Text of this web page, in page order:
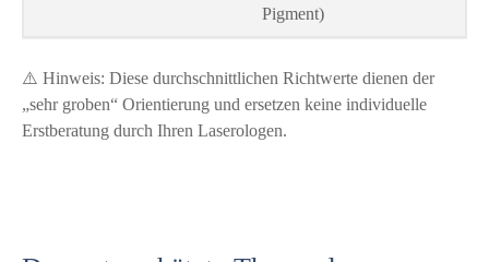
Pigment)
⚠️ Hinweis: Diese durchschnittlichen Richtwerte dienen der
„sehr groben“ Orientierung und ersetzen keine individuelle
Erstberatung durch Ihren Laserologen.